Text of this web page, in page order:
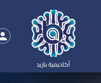
أكاديمية بازيد